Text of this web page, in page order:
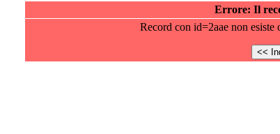
Errore: Il
Record con id=2aae non esiste